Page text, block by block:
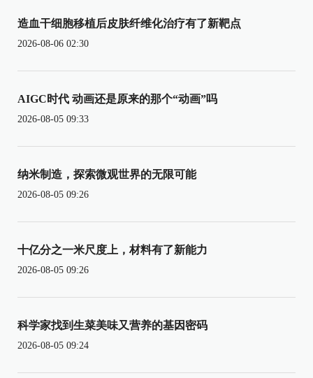
造血干细胞移植后皮肤纤维化治疗有了新靶点
2026-08-06 02:30
AIGC时代 动画还是原来的那个“动画”吗
2026-08-05 09:33
纳米制造，探索微观世界的无限可能
2026-08-05 09:26
十亿分之一米尺度上，材料有了新能力
2026-08-05 09:26
科学家找到生菜美味又营养的基因密码
2026-08-05 09:24